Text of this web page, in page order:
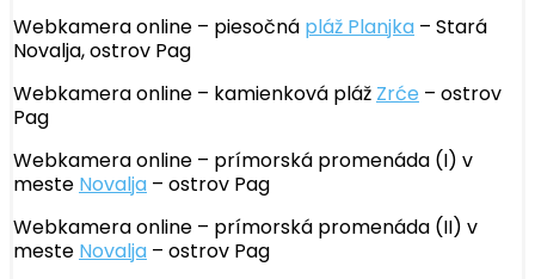
Webkamera online – piesočná pláž Planjka – Stará
Novalja, ostrov Pag
Webkamera online – kamienková pláž Zrće – ostrov
Pag
Webkamera online – prímorská promenáda (I) v
meste Novalja – ostrov Pag
Webkamera online – prímorská promenáda (II) v
meste Novalja – ostrov Pag